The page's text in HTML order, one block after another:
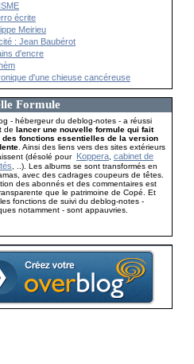
écrite
Meirieu
: Jean Baubérot
d'encre
d'une chieuse cancéreuse
Formule
- hébergeur du deblog-notes - a réussi
delancer une nouvelle formule qui fait
des fonctions essentielles de la version
. Ainsi des liens vers des sites extérieurs
(désolé pour Koppera ,cabinet de
, ..). Les albums se sont transformés en
avec des cadrages coupeurs de têtes.
des abonnés et des commentaires est
que le patrimoine de Copé. Et
fonctions de suivi du deblog-notes -
notamment - sont appauvries.